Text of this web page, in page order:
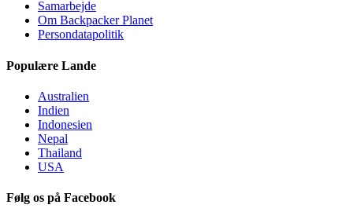
Samarbejde
Om Backpacker Planet
Persondatapolitik
Populære Lande
Australien
Indien
Indonesien
Nepal
Thailand
USA
Følg os på Facebook